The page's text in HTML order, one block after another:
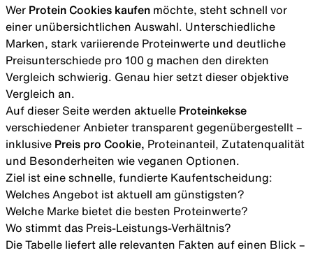
Salz
Wer Protein Cookies kaufen möchte, steht schnell vor
einer unübersichtlichen Auswahl. Unterschiedliche
Marken, stark variierende Proteinwerte und deutliche
Preisunterschiede pro 100 g machen den direkten
Vergleich schwierig. Genau hier setzt dieser objektive
Vergleich an.
Auf dieser Seite werden aktuelle Proteinkekse
verschiedener Anbieter transparent gegenübergestellt –
inklusive Preis pro Cookie,
Proteinanteil, Zutatenqualität
und Besonderheiten wie veganen Optionen.
Ziel ist eine schnelle, fundierte Kaufentscheidung:
Welches Angebot ist aktuell am günstigsten?
Welche Marke bietet die besten Proteinwerte?
Wo stimmt das Preis-Leistungs-Verhältnis?
Die Tabelle liefert alle relevanten Fakten auf einen Blick –